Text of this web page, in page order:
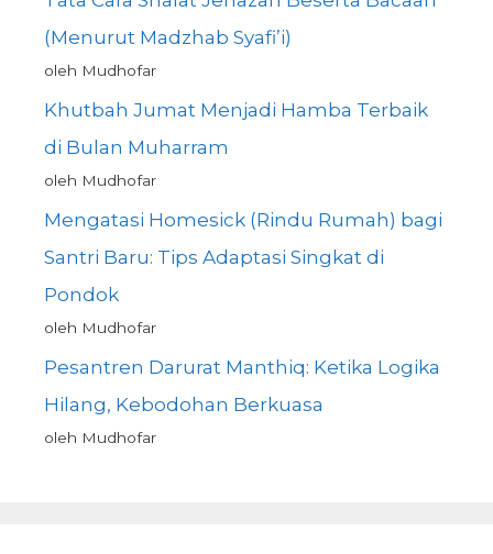
(Menurut Madzhab Syafi’i)
oleh Mudhofar
Khutbah Jumat Menjadi Hamba Terbaik
di Bulan Muharram
oleh Mudhofar
Mengatasi Homesick (Rindu Rumah) bagi
Santri Baru: Tips Adaptasi Singkat di
Pondok
oleh Mudhofar
Pesantren Darurat Manthiq: Ketika Logika
Hilang, Kebodohan Berkuasa
oleh Mudhofar